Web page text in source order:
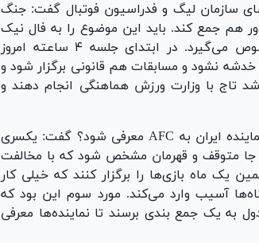
سازمان لیگ و فدراسیون فوتبال گفت: جنگ
فوتبال و سازمان لیگ باشگاه را ۲ بار دور هم جمع کند. باید این موضوع را به فال نیک
بگیریم که فدراسیون فوتبال نظر باشگاه‌ها را در این خصوص می‌گیرد. در ابتدای جلسه ۴ ساعته امروز
نشود و مسابقات هم قانونی برگزار شود و
تاج با وزارت ورزش هماهنگی انجام دهند و
وی در پاسخ به این سوال که قرار شد چه تیمی به عنوان نماینده ایران به AFC معرفی شود؟ گفت: یکسری
جا متوقف و قهرمان مشخص شود که با مخالفت
یک ماه بازی‌ها را برگزار کنند که خیلی کار
آسیب وارد می‌کند. مورد سوم این بود که
به یک جمع بندی برسند تا نماینده‌ها معرفی